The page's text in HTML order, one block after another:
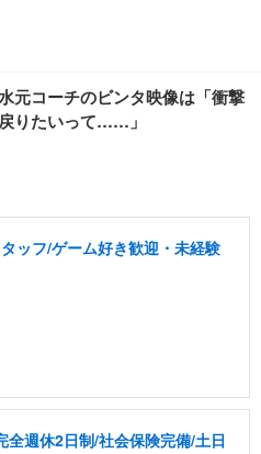
元コーチのビンタ映像は「衝撃
りたいって……」
ッフ/ゲーム好き歓迎・未経験
週休2日制/社会保険完備/土日